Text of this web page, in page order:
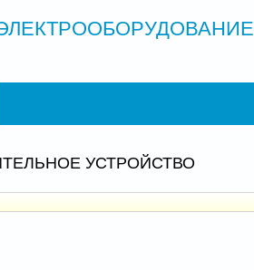
УСТРОЙСТВО